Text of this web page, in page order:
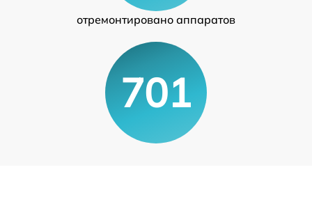
отремонтировано аппаратов
701